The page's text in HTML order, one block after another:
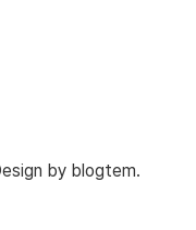
by blogtem.